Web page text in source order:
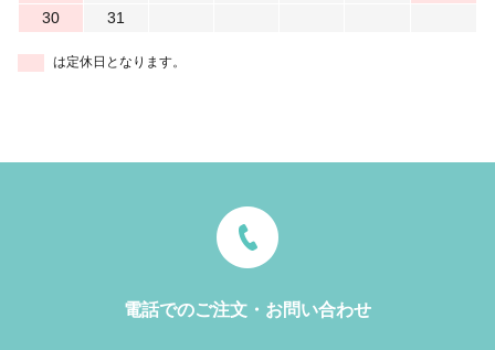
30
31
は定休日となります。
電話でのご注文・お問い合わせ